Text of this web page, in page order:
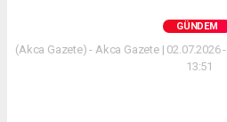
GÜNDEM
(Akca Gazete) - Akca Gazete | 02.07.2026
13:51